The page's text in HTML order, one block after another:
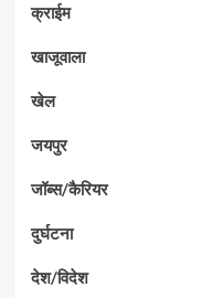
क्राईम
खाजूवाला
खेल
जयपुर
जॉब्स/कैरियर
दुर्घटना
देश/विदेश